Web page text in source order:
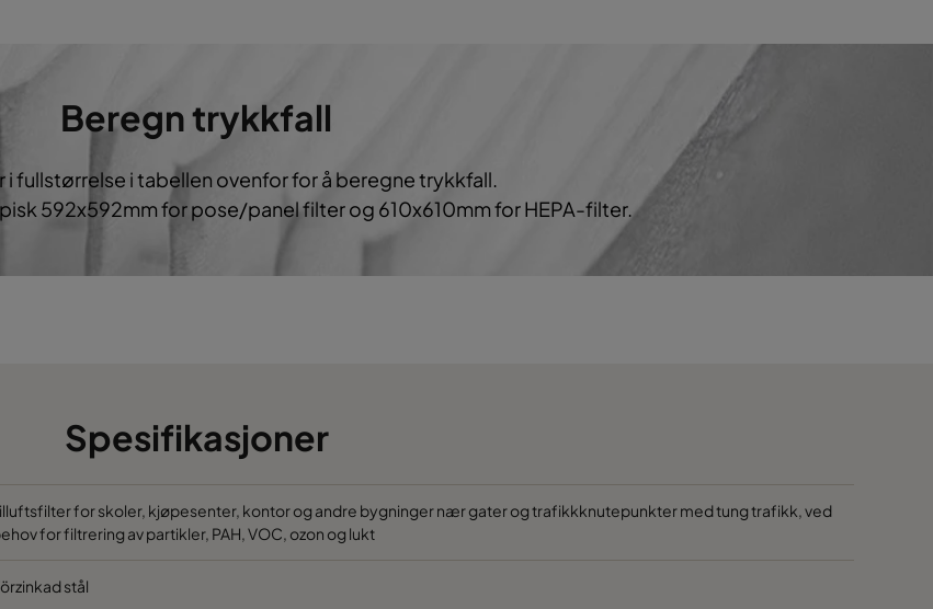
Beregn trykkfall
i fullstørrelse i tabellen ovenfor for å beregne trykkfall.
592x592mm for pose/panel filter og 610x610mm for HEPA-filter.
Spesifikasjoner
for skoler, kjøpesenter, kontor og andre bygninger nær gater og trafikkknutepunkter med tung trafikk, ved
for filtrering av partikler, PAH, VOC, ozon og lukt
stål